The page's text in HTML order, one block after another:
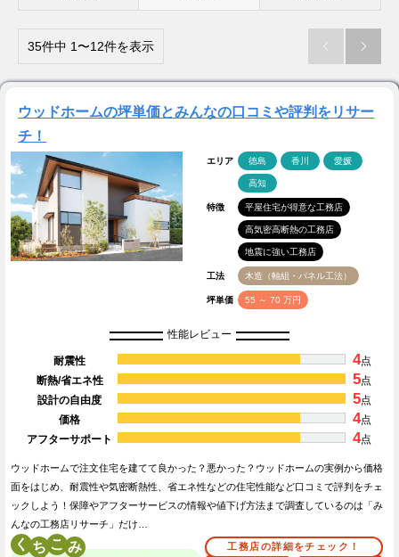
35件中 1〜12件を表示  
ウッドホームの坪単価とみんなの口コミや評判をリサー
チ！
エリア 徳島 香川 愛媛
高知
特徴 平屋住宅が得意な工務店
高気密高断熱の工務店
地震に強い工務店
工法 木造（軸組・パネル工法）
坪単価 55 ～ 70 万円
性能レビュー
耐震性 4点
断熱/省エネ性
5点
設計の自由度
5点
価格
4点
アフターサポート
4点
ウッドホームで注文住宅を建てて良かった？悪かった？ウッドホームの実例から価格
面をはじめ、耐震性や気密断熱性、省エネ性などの住宅性能など口コミで評判をチェ
ックしよう！保障やアフターサービスの情報や値下げ方法まで調査しているのは「み
んなの工務店リサーチ」だけ…
く こ 工務店の詳細をチェック！